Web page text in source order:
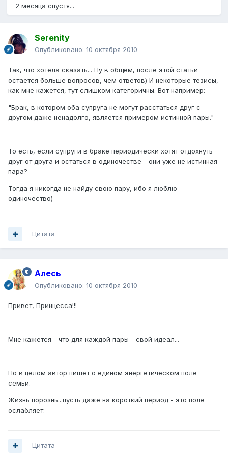
2 месяца спустя...
Serenity
Опубликовано: 10 октября 2010
Так, что хотела сказать... Ну в общем, после этой статьи
остается больше вопросов, чем ответов) И некоторые тезисы,
как мне кажется, тут слишком категоричны. Вот например:
"Брак, в котором оба супруга не могут расстаться друг с
другом даже ненадолго, является примером истинной пары."
То есть, если супруги в браке периодически хотят отдохнуть
друг от друга и остаться в одиночестве - они уже не истинная
пара?
Тогда я никогда не найду свою пару, ибо я люблю
одиночество)
Цитата
Алесь
Опубликовано: 10 октября 2010
Привет, Принцесса!!!
Мне кажется - что для каждой пары - свой идеал...
Но в целом автор пишет о едином энергетическом поле
семьи.
Жизнь порознь...пусть даже на короткий период - это поле
ослабляет.
Цитата